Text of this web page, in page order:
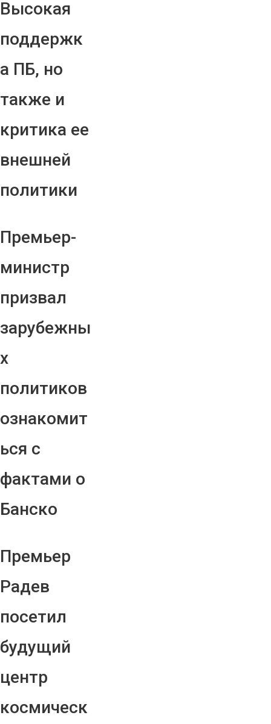
Высокая
поддержк
а ПБ, но
также и
критика ее
внешней
политики
Премьер-
министр
призвал
зарубежны
х
политиков
ознакомит
ься с
фактами о
Банско
Премьер
Радев
посетил
будущий
центр
космическ